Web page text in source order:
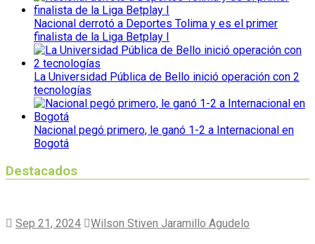
Nacional derrotó a Deportes Tolima y es el primer
finalista de la Liga Betplay I
La Universidad Pública de Bello inició operación con 2
tecnologías
Nacional pegó primero, le ganó 1-2 a Internacional en
Bogotá
Destacados
Sep 21, 2024 Wilson Stiven Jaramillo Agudelo